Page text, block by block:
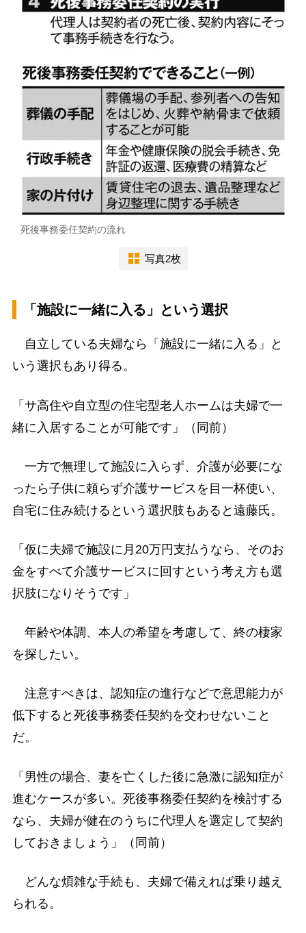
死後事務委任契約の流れ
写真2枚
「施設に一緒に入る」という選択
自立している夫婦なら「施設に一緒に入る」と
いう選択もあり得る。
「サ高住や自立型の住宅型老人ホームは夫婦で一
緒に入居することが可能です」（同前）
一方で無理して施設に入らず、介護が必要にな
ったら子供に頼らず介護サービスを目一杯使い、
自宅に住み続けるという選択肢もあると遠藤氏。
「仮に夫婦で施設に月20万円支払うなら、そのお
金をすべて介護サービスに回すという考え方も選
択肢になりそうです」
年齢や体調、本人の希望を考慮して、終の棲家
を探したい。
注意すべきは、認知症の進行などで意思能力が
低下すると死後事務委任契約を交わせないこと
だ。
「男性の場合、妻を亡くした後に急激に認知症が
進むケースが多い。死後事務委任契約を検討する
なら、夫婦が健在のうちに代理人を選定して契約
しておきましょう」（同前）
どんな煩雑な手続も、夫婦で備えれば乗り越え
られる。